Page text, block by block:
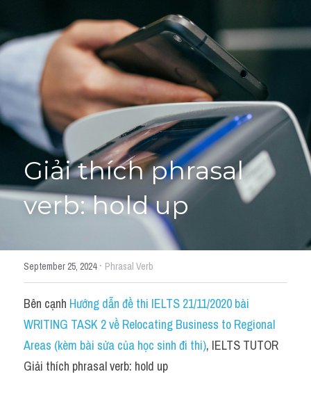
Giải đề thi từng câu
Lời khuyên
Giải đề thi
Academic words
Phrase
Idioms trái nghĩa
Antonym
Idiom
Grammar
HỌC THỬ
Giải thích phrasal
verb: hold up
September 25, 2024· Phrasal Verb
Bên cạnh Hướng dẫn đề thi IELTS 21/11/2020 bài
WRITING TASK 2 về Relocating Business to Regional
Areas (kèm bài sửa của học sinh đi thi), IELTS TUTOR
Giải thích phrasal verb: hold up